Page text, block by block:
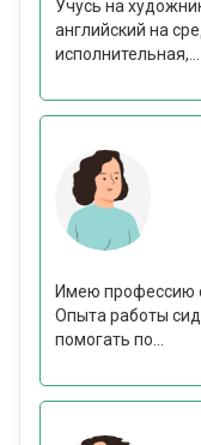
Учусь на
английский на
исполнительная,...
Имею профессию
Опыта работы
помогать по...